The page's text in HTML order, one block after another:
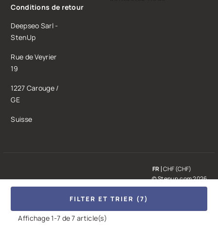
FILTER ET TRIER (7)
Affichage 1-7 de 7 article(s)
Conditions de retour
Deepseo Sarl -
StenUp
Rue de Veyrier
19
1227 Carouge /
GE
Suisse
FR CHF (CHF)
© Stenup.com 2026